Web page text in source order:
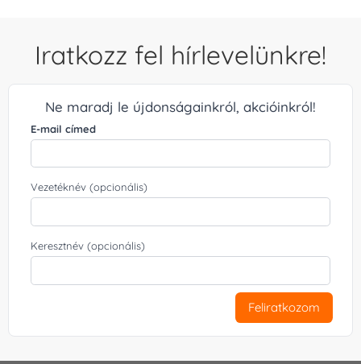
Iratkozz fel hírlevelünkre!
Ne maradj le újdonságainkról, akcióinkról!
E-mail címed
Vezetéknév (opcionális)
Keresztnév (opcionális)
Feliratkozom